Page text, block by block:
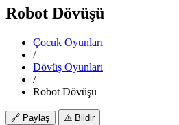
Robot Dövüşü
Çocuk Oyunları
/
Dövüş Oyunları
/
Robot Dövüşü
🔗 Paylaş ⚠️ Bildir